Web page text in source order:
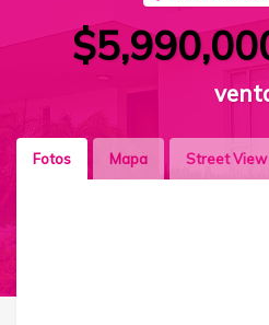
Fotos Mapa Street View